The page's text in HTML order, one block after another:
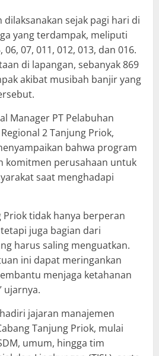
sejak pagi hari di
yang terdampak, meliputi
06, 07, 011, 012, 013, dan 016.
di lapangan, sebanyak 869
akibat musibah banjir yang
Manager PT Pelabuhan
2 Tanjung Priok,
bahwa program
komitmen perusahaan untuk
saat menghadapi
Priok tidak hanya berperan
juga bagian dari
harus saling menguatkan.
ini dapat meringankan
menjaga ketahanan
ujarnya.
jajaran manajemen
Tanjung Priok, mulai
umum, hingga tim